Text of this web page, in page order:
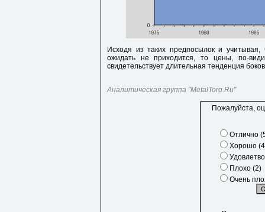
Исходя из таких предпосылок и
ожидать не приходится, то цены, по-
свидетельствует длительная тенденция
Аналитическая группа "MetalTorg.Ru"
Пожалуйста,
Отлично
Хорошо
Плохо (2)
Очень